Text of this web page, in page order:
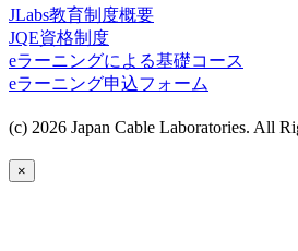
JLabs教育制度概要
JQE資格制度
eラーニングによる基礎コース
eラーニング申込フォーム
(c) 2026 Japan Cable Laboratories. All
×